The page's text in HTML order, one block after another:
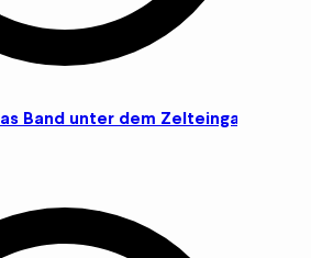
Band unter dem Zelteingang